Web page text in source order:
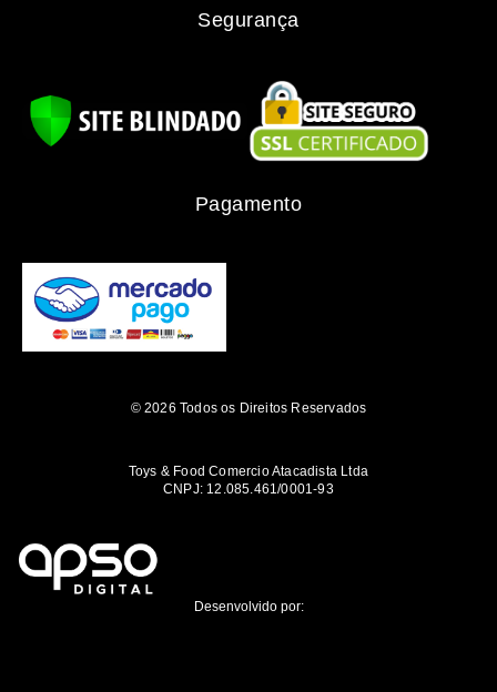
Segurança
Pagamento
© 2026 Todos os Direitos Reservados
Toys & Food Comercio Atacadista Ltda
CNPJ: 12.085.461/0001-93
Desenvolvido por: